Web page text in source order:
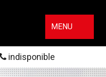
MENU
indisponible